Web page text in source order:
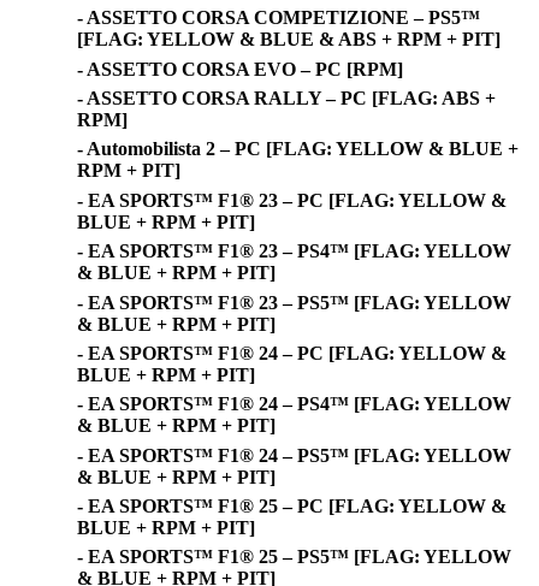
- ASSETTO CORSA COMPETIZIONE – PS5™
[FLAG: YELLOW & BLUE & ABS + RPM + PIT]
- ASSETTO CORSA EVO – PC [RPM]
- ASSETTO CORSA RALLY – PC [FLAG: ABS +
RPM]
- Automobilista 2 – PC [FLAG: YELLOW & BLUE +
RPM + PIT]
- EA SPORTS™ F1® 23 – PC [FLAG: YELLOW &
BLUE + RPM + PIT]
- EA SPORTS™ F1® 23 – PS4™ [FLAG: YELLOW
& BLUE + RPM + PIT]
- EA SPORTS™ F1® 23 – PS5™ [FLAG: YELLOW
& BLUE + RPM + PIT]
- EA SPORTS™ F1® 24 – PC [FLAG: YELLOW &
BLUE + RPM + PIT]
- EA SPORTS™ F1® 24 – PS4™ [FLAG: YELLOW
& BLUE + RPM + PIT]
- EA SPORTS™ F1® 24 – PS5™ [FLAG: YELLOW
& BLUE + RPM + PIT]
- EA SPORTS™ F1® 25 – PC [FLAG: YELLOW &
BLUE + RPM + PIT]
- EA SPORTS™ F1® 25 – PS5™ [FLAG: YELLOW
& BLUE + RPM + PIT]